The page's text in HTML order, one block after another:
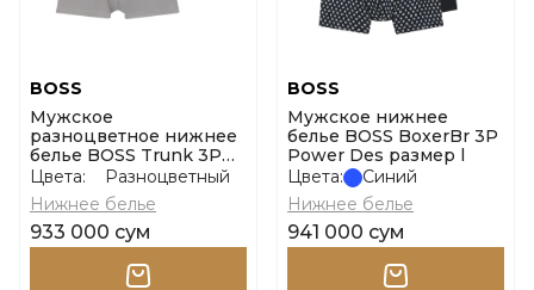
BOSS
Мужское
разноцветное нижнее
белье BOSS Trunk 3P
Power Desig размер l
Цвета:
Разноцветный
Нижнее белье
933 000 сум
BOSS
Мужское нижнее
белье BOSS BoxerBr 3P
Power Des размер l
Цвета:
Синий
Нижнее белье
941 000 сум